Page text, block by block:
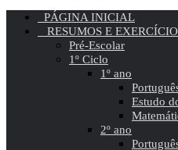
PÁGINA INICIAL
RESUMOS E
Pré-Escolar
1º Ciclo
1º ano
Estudo
2º ano